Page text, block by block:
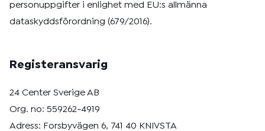
personuppgifter i enlighet med EU:s allmänna
dataskyddsförordning (679/2016).
Registeransvarig
24 Center Sverige AB
Org. no: 559262-4919
Adress: Forsbyvägen 6, 741 40 KNIVSTA